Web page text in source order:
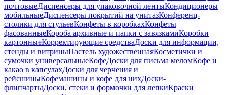
почтовыеДиспенсеры для упаковочной лентыКондиционеры
мобильныеДиспенсеры покрытий на унитазКонференц-
столики для стульевКонфеты в коробкахКонфеты
фасованныеКороба архивные и папки с завязкамиКоробки
картонныеКорректирующие средстваДоски для информации,
стенды и витриныПастель художественнаяКосметички и
сумочки универсальныеКофеДоски для письма меломКофе и
какао в капсулахДоски для черчения и
рейсшиныКофемашины и кофе для нихДоски-
флипчартыДоски, стеки и формочки для лепкиКраски